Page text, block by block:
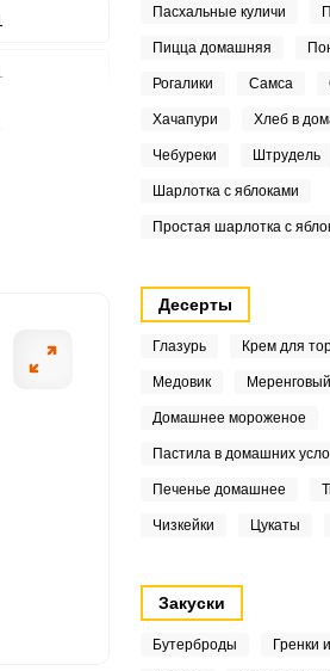
Пасхальные куличи
Пицца домашняя
Рогалики Самса
Хачапури Хлеб в
Чебуреки Штрудель
Шарлотка с яблоками
Простая шарлотка с
Десерты
Глазурь Крем для
Медовик
Домашнее мороженое
Пастила в домашних
Печенье домашнее
Чизкейки Цукаты
Закуски
Бутерброды Гренки